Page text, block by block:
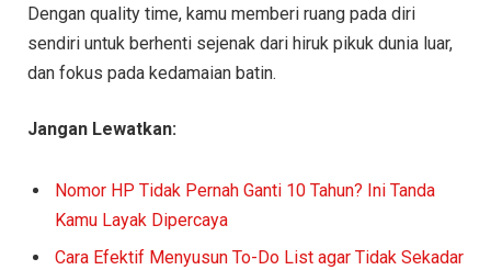
Dengan quality time, kamu memberi ruang pada diri
sendiri untuk berhenti sejenak dari hiruk pikuk dunia luar,
dan fokus pada kedamaian batin.
Jangan Lewatkan:
Nomor HP Tidak Pernah Ganti 10 Tahun? Ini Tanda
Kamu Layak Dipercaya
Cara Efektif Menyusun To-Do List agar Tidak Sekadar